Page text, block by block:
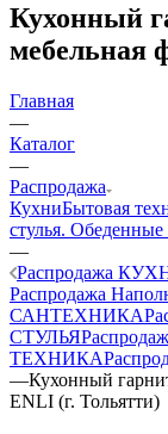
Кухонный
мебельная
Главная
—
Каталог
—
Распродажа
КухниБытовая
стулья.
—
Распродажа
Распродажа
САНТЕХНИКА
СТУЛЬЯ
ТЕХНИКА
—Кухонный
ENLI (г. Тольятти)